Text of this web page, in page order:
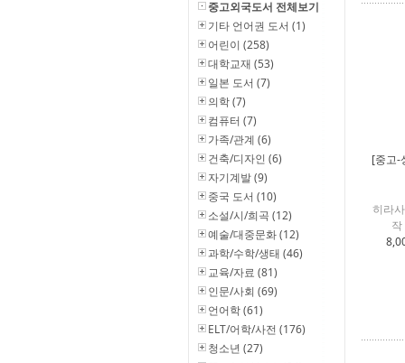
중고외국도서 전체보기
기타 언어권 도서 (1)
어린이 (258)
대학교재 (53)
일본 도서 (7)
의학 (7)
컴퓨터 (7)
가족/관계 (6)
건축/디자인 (6)
자기계발 (9)
중국 도서 (10)
소설/시/희곡 (12)
예술/대중문화 (12)
과학/수학/생태 (46)
교육/자료 (81)
인문/사회 (69)
언어학 (61)
ELT/어학/사전 (176)
청소년 (27)
[중고
히라